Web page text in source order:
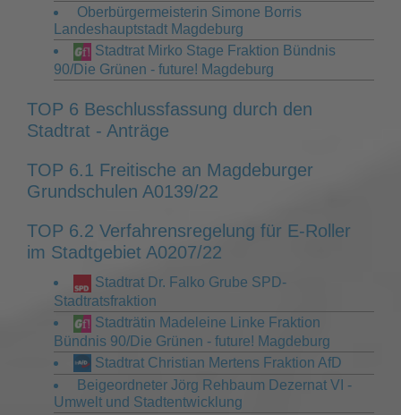
Oberbürgermeisterin Simone Borris
Landeshauptstadt Magdeburg
Stadtrat Mirko Stage Fraktion Bündnis
90/Die Grünen - future! Magdeburg
TOP 6 Beschlussfassung durch den
Stadtrat - Anträge
TOP 6.1 Freitische an Magdeburger
Grundschulen A0139/22
TOP 6.2 Verfahrensregelung für E-Roller
im Stadtgebiet A0207/22
Stadtrat Dr. Falko Grube SPD-
Stadtratsfraktion
Stadträtin Madeleine Linke Fraktion
Bündnis 90/Die Grünen - future! Magdeburg
Stadtrat Christian Mertens Fraktion AfD
Beigeordneter Jörg Rehbaum Dezernat VI -
Umwelt und Stadtentwicklung